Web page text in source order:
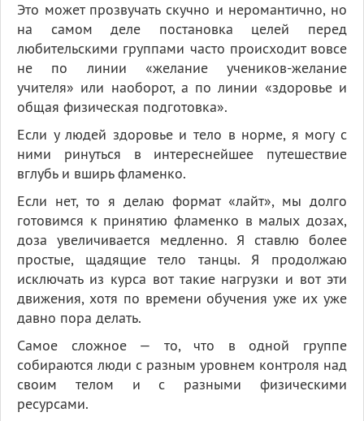
Это может прозвучать скучно и неромантично, но
на самом деле постановка целей перед
любительскими группами часто происходит вовсе
не по линии «желание учеников-желание
учителя» или наоборот, а по линии «здоровье и
общая физическая подготовка».
Если у людей здоровье и тело в норме, я могу с
ними ринуться в интереснейшее путешествие
вглубь и вширь фламенко.
Если нет, то я делаю формат «лайт», мы долго
готовимся к принятию фламенко в малых дозах,
доза увеличивается медленно. Я ставлю более
простые, щадящие тело танцы. Я продолжаю
исключать из курса вот такие нагрузки и вот эти
движения, хотя по времени обучения уже их уже
давно пора делать.
Самое сложное — то, что в одной группе
собираются люди с разным уровнем контроля над
своим телом и с разными физическими
ресурсами.